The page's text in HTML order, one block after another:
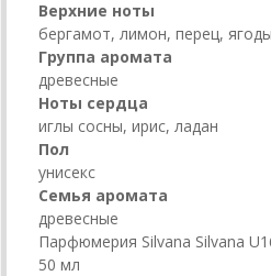
Верхние ноты
бергамот, лимон, перец,
Группа аромата
древесные
Ноты сердца
иглы сосны, ирис, ладан
Пол
унисекс
Семья аромата
древесные
Парфюмерия Silvana Silvana
50 мл